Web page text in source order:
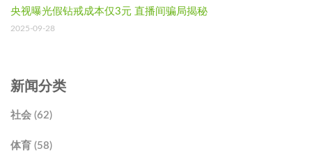
央视曝光假钻戒成本仅3元 直播间骗局揭秘
2025-09-28
新闻分类
社会 (62)
体育 (58)